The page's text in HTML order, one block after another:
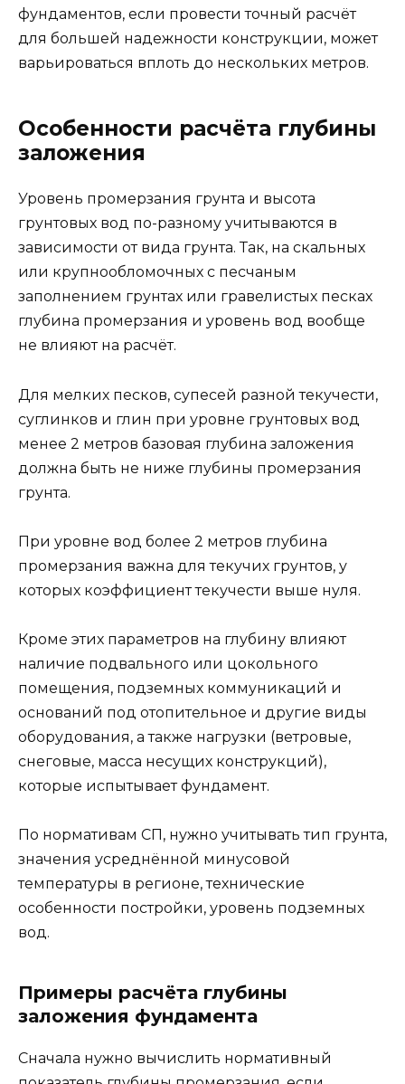
фундаментов, если провести точный расчёт
для большей надежности конструкции, может
варьироваться вплоть до нескольких метров.
Особенности расчёта глубины
заложения
Уровень промерзания грунта и высота
грунтовых вод по-разному учитываются в
зависимости от вида грунта. Так, на скальных
или крупнообломочных с песчаным
заполнением грунтах или гравелистых песках
глубина промерзания и уровень вод вообще
не влияют на расчёт.
Для мелких песков, супесей разной текучести,
суглинков и глин при уровне грунтовых вод
менее 2 метров базовая глубина заложения
должна быть не ниже глубины промерзания
грунта.
При уровне вод более 2 метров глубина
промерзания важна для текучих грунтов, у
которых коэффициент текучести выше нуля.
Кроме этих параметров на глубину влияют
наличие подвального или цокольного
помещения, подземных коммуникаций и
оснований под отопительное и другие виды
оборудования, а также нагрузки (ветровые,
снеговые, масса несущих конструкций),
которые испытывает фундамент.
По нормативам СП, нужно учитывать тип грунта,
значения усреднённой минусовой
температуры в регионе, технические
особенности постройки, уровень подземных
вод.
Примеры расчёта глубины
заложения фундамента
Сначала нужно вычислить нормативный